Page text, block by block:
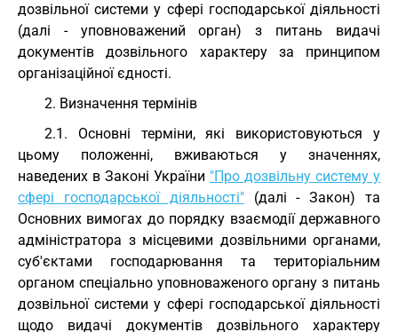
дозвільної системи у сфері господарської діяльності
(далі - уповноважений орган) з питань видачі
документів дозвільного характеру за принципом
організаційної єдності.
2. Визначення термінів
2.1. Основні терміни, які використовуються у
цьому положенні, вживаються у значеннях,
наведених в Законі України "Про дозвільну систему у
сфері господарської діяльності"(далі - Закон) та
Основних вимогах до порядку взаємодії державного
адміністратора з місцевими дозвільними органами,
суб'єктами господарювання та територіальним
органом спеціально уповноваженого органу з питань
дозвільної системи у сфері господарської діяльності
щодо видачі документів дозвільного характеру